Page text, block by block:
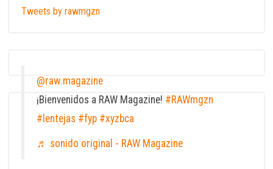
Tweets by rawmgzn
@raw.magazine
¡Bienvenidos a RAW Magazine! #RAWmgzn
#lentejas #fyp #xyzbca
♬ sonido original - RAW Magazine